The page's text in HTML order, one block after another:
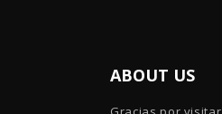
ABOUT US